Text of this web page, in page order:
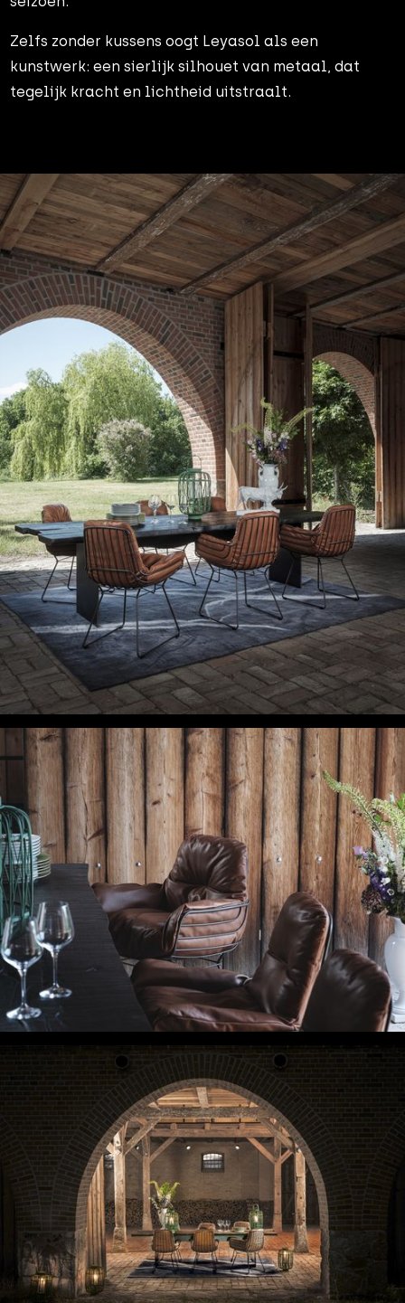
Zelfs zonder kussens oogt Leyasol als een
kunstwerk: een sierlijk silhouet van metaal, dat
tegelijk kracht en lichtheid uitstraalt.